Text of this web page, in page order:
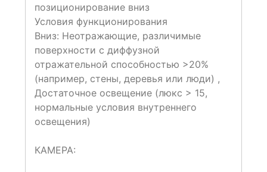
позиционирование вниз
Условия функционирования
Вниз: Неотражающие, различимые
поверхности с диффузной
отражательной способностью >20%
(например, стены, деревья или люди) ,
Достаточное освещение (люкс > 15,
нормальные условия внутреннего
освещения)
КАМЕРА: